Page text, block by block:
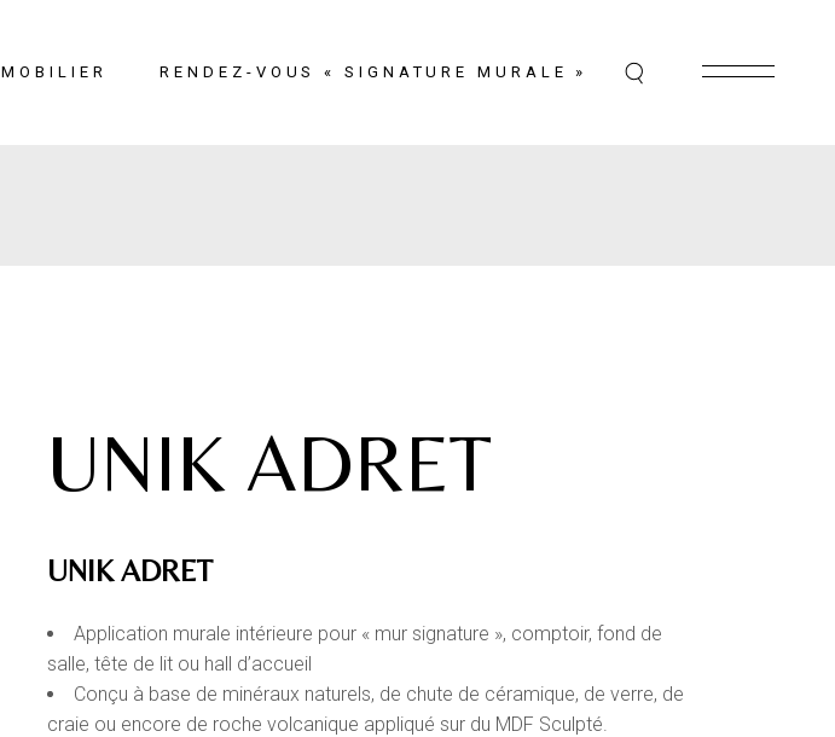
MOBILIER RENDEZ-VOUS « SIGNATURE MURALE »
UNIK ADRET
UNIK ADRET
Application murale intérieure pour « mur signature », comptoir, fond de
salle, tête de lit ou hall d’accueil
Conçu à base de minéraux naturels, de chute de céramique, de verre, de
craie ou encore de roche volcanique appliqué sur du MDF Sculpté.